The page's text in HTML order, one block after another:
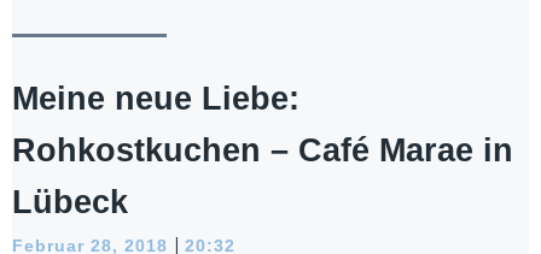
Meine neue Liebe:
Rohkostkuchen – Café Marae in
Lübeck
Februar 28, 2018 | 20:32